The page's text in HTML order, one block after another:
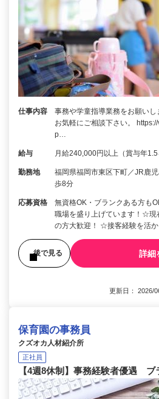
仕事内容
事務や学童指導業務をお願いし
お気軽にご相談下さい。
p…
給与 月給240,000円以上（賞与年1.5
勤務地
福岡県福岡市東区下町／JR鹿
歩8分
応募資格
無資格OK・ブランクある方
職場を盛り上げています！☆現
の方大歓迎！ ☆接客経験を活
後で見る 詳細
更新日： 2026/
保育園の事務員
クズオカ人材紹介所
正社員
【4週8休制】事務経験者優遇 ブ